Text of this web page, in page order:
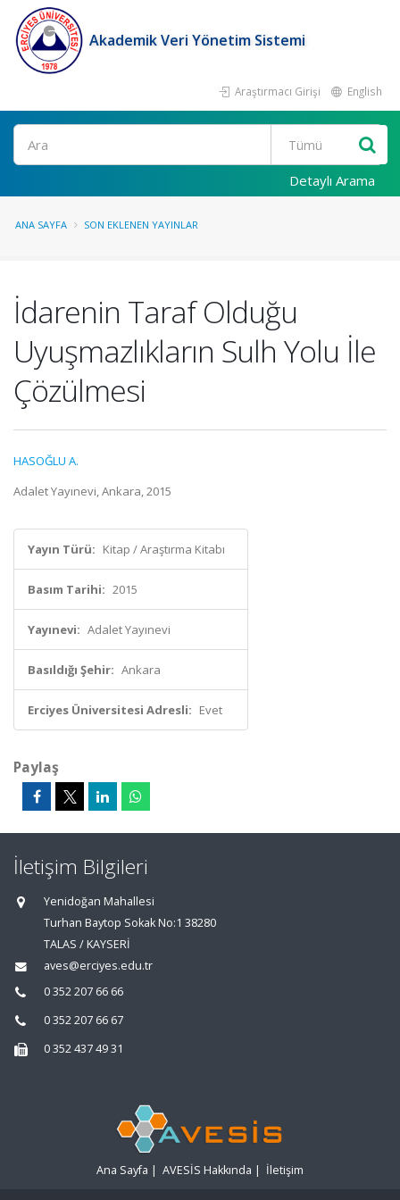
Akademik Veri Yönetim Sistemi
Araştırmacı Girişi English
Ara
Detaylı Arama
ANA SAYFA SON EKLENEN YAYINLAR
İdarenin Taraf Olduğu
Uyuşmazlıkların Sulh Yolu İle
Çözülmesi
HASOĞLU A.
Adalet Yayınevi, Ankara, 2015
Yayın Türü: Kitap / Araştırma Kitabı
Basım Tarihi: 2015
Yayınevi: Adalet Yayınevi
Basıldığı Şehir: Ankara
Erciyes Üniversitesi Adresli: Evet
Paylaş
İletişim Bilgileri
Yenidoğan Mahallesi
Turhan Baytop Sokak No:1 38280
TALAS / KAYSERİ
aves@erciyes.edu.tr
0 352 207 66 66
0 352 207 66 67
0 352 437 49 31
Ana Sayfa | AVESİS Hakkında | İletişim